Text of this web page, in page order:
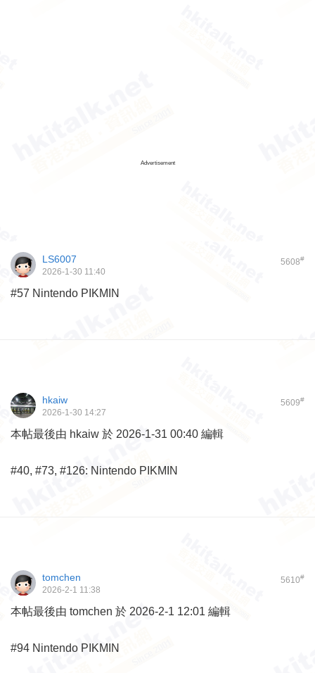
Advertisement
5608#
LS6007
2026-1-30 11:40
#57 Nintendo PIKMIN
5609#
hkaiw
2026-1-30 14:27
本帖最後由 hkaiw 於 2026-1-31 00:40 編輯
#40, #73, #126: Nintendo PIKMIN
5610#
tomchen
2026-2-1 11:38
本帖最後由 tomchen 於 2026-2-1 12:01 編輯
#94 Nintendo PIKMIN